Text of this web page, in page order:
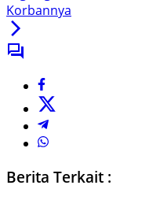
Korbannya
Berita Terkait :